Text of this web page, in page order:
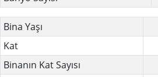
Bina Yaşı
Kat
Binanın Kat Sayısı